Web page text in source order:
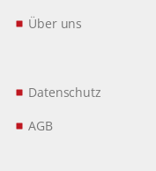
Über uns
Datenschutz
AGB